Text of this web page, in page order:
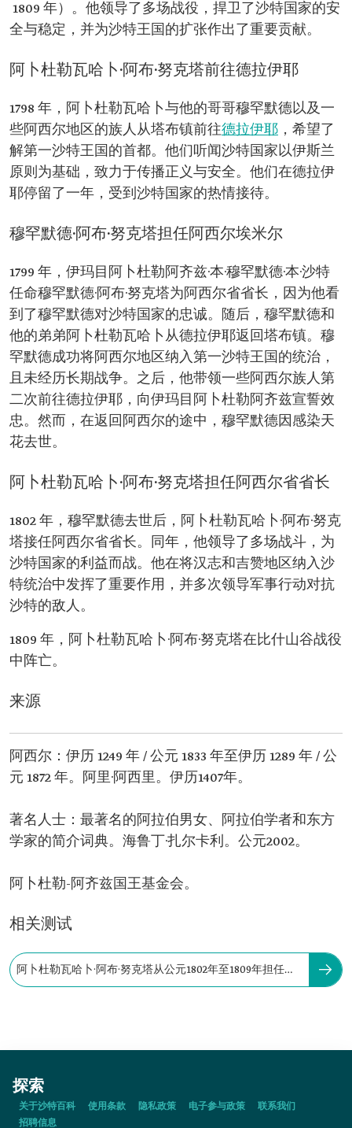
贡献
他领导了多场保卫沙特国家安全和稳定的战斗，
此外还为扩大沙特国家的势力范围及其影响力做
逝世
公元1809 年。
1809 年）。他领导了多场战役，捍卫了沙特国家的安
全与稳定，并为沙特王国的扩张作出了重要贡献。
阿卜杜勒瓦哈卜·阿布·努克塔前往德拉伊耶
1798 年，阿卜杜勒瓦哈卜与他的哥哥穆罕默德以及一
些阿西尔地区的族人从塔布镇前往德拉伊耶 ，希望了
解第一沙特王国的首都。他们听闻沙特国家以伊斯兰
原则为基础，致力于传播正义与安全。他们在德拉伊
耶停留了一年，受到沙特国家的热情接待。
穆罕默德·阿布·努克塔担任阿西尔埃米尔
1799 年，伊玛目阿卜杜勒阿齐兹·本·穆罕默德·本·沙特
任命穆罕默德·阿布·努克塔为阿西尔省省长，因为他看
到了穆罕默德对沙特国家的忠诚。随后，穆罕默德和
他的弟弟阿卜杜勒瓦哈卜从德拉伊耶返回塔布镇。穆
罕默德成功将阿西尔地区纳入第一沙特王国的统治，
且未经历长期战争。之后，他带领一些阿西尔族人第
二次前往德拉伊耶，向伊玛目阿卜杜勒阿齐兹宣誓效
忠。然而，在返回阿西尔的途中，穆罕默德因感染天
花去世。
阿卜杜勒瓦哈卜·阿布·努克塔担任阿西尔省省长
1802 年，穆罕默德去世后，阿卜杜勒瓦哈卜·阿布·努克
塔接任阿西尔省省长。同年，他领导了多场战斗，为
沙特国家的利益而战。他在将汉志和吉赞地区纳入沙
特统治中发挥了重要作用，并多次领导军事行动对抗
沙特的敌人。
1809 年，阿卜杜勒瓦哈卜·阿布·努克塔在比什山谷战役
中阵亡。
来源
阿西尔：伊历 1249 年 / 公元 1833 年至伊历 1289 年 / 公
元 1872 年。阿里·阿西里。伊历1407年。
著名人士：最著名的阿拉伯男女、阿拉伯学者和东方
学家的简介词典。海鲁丁·扎尔卡利。公元2002。
阿卜杜勒-阿齐兹国王基金会。
相关测试
阿卜杜勒瓦哈卜·阿布·努克塔从公元1802年至1809年担任阿
探索
关于沙特百科 使用条款 隐私政策 电子参与政策
联系我们
招聘信息